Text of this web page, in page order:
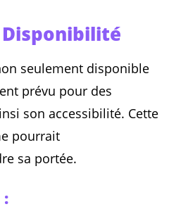
seulement disponible
prévu pour des
son accessibilité. Cette
pourrait
sa portée.